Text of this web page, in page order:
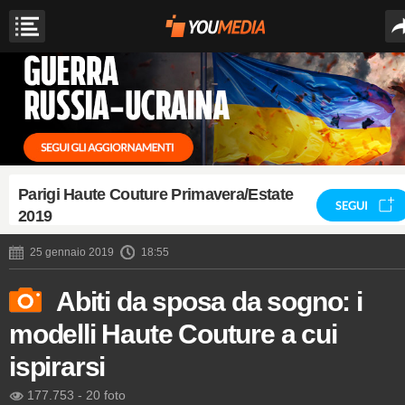
Parigi Haute Couture Primavera/Estate
2019
SEGUI
25 gennaio 2019 18:55
Abiti da sposa da sogno: i
modelli Haute Couture a cui
ispirarsi
177.753 - 20 foto